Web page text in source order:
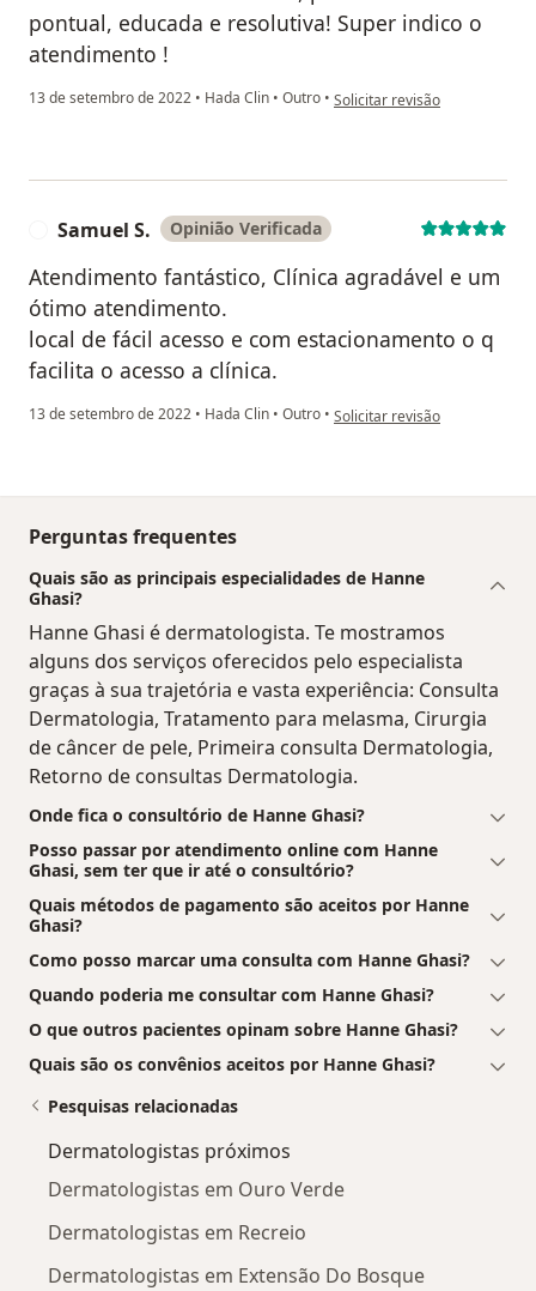
pontual, educada e resolutiva! Super indico o
atendimento !
13 de setembro de 2022 • Hada Clin • Outro • na opinião do utilizador
Solicitar revisão
Samuel S. Opinião Verificada
Atendimento fantástico, Clínica agradável e um
ótimo atendimento.
local de fácil acesso e com estacionamento o q
facilita o acesso a clínica.
13 de setembro de 2022 • Hada Clin • Outro • na opinião do utilizador
Solicitar revisão
Perguntas frequentes
Quais são as principais especialidades de Hanne
Ghasi?
Hanne Ghasi é dermatologista. Te mostramos
alguns dos serviços oferecidos pelo especialista
graças à sua trajetória e vasta experiência: Consulta
Dermatologia, Tratamento para melasma, Cirurgia
de câncer de pele, Primeira consulta Dermatologia,
Retorno de consultas Dermatologia.
Onde fica o consultório de Hanne Ghasi?
Posso passar por atendimento online com Hanne
Ghasi, sem ter que ir até o consultório?
Quais métodos de pagamento são aceitos por Hanne
Ghasi?
Como posso marcar uma consulta com Hanne Ghasi?
Quando poderia me consultar com Hanne Ghasi?
O que outros pacientes opinam sobre Hanne Ghasi?
Quais são os convênios aceitos por Hanne Ghasi?
Pesquisas relacionadas
Dermatologistas próximos
Dermatologistas em Ouro Verde
Dermatologistas em Recreio
Dermatologistas em Extensão Do Bosque